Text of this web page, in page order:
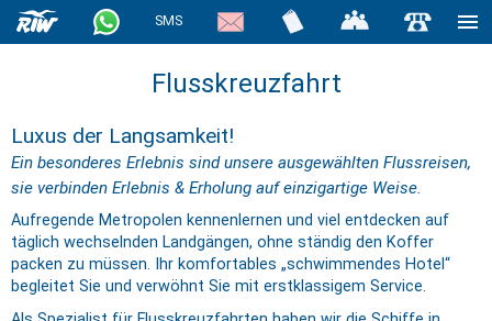
SMS
Flusskreuzfahrt
Luxus der Langsamkeit!
Ein besonderes Erlebnis sind unsere ausgewählten Flussreisen,
sie verbinden Erlebnis & Erholung auf einzigartige Weise.
Aufregende Metropolen kennenlernen und viel entdecken auf
täglich wechselnden Landgängen, ohne ständig den Koffer
packen zu müssen. Ihr komfortables „schwimmendes Hotel“
begleitet Sie und verwöhnt Sie mit erstklassigem Service.